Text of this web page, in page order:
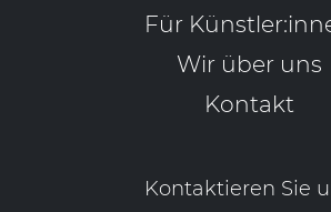
Für
Wir über uns
Kontakt
Kontaktieren Sie